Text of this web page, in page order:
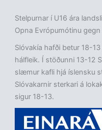
Stelpurnar í U16 ára
Opna Evrópumótinu
Slóvakía hafði betur 18-
hálfleik. Í stöðunni 13-12
slæmur kafli hjá íslensku
Slóvakarnir sterkari á
sigur 18-13.